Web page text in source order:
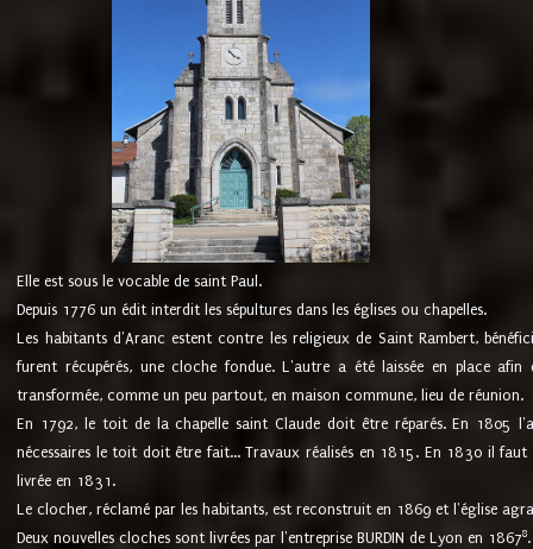
Elle est sous le vocable de saint Paul.
Depuis 1776 un édit interdit les sépultures dans les églises ou chapelles.
Les habitants d'Aranc estent contre les religieux de Saint Rambert,
furent récupérés, une cloche fondue. L'autre a été laissée en place
transformée, comme un peu partout, en maison commune, lieu de réunion.
En 1792, le toit de la chapelle saint Claude doit être réparés. En 1805
nécessaires le toit doit être fait... Travaux réalisés en 1815. En 1830 il
livrée en 1831.
Le clocher, réclamé par les habitants, est reconstruit en 1869 et l'église
Deux nouvelles cloches sont livrées par l'entreprise BURDIN de Lyon en 18678.